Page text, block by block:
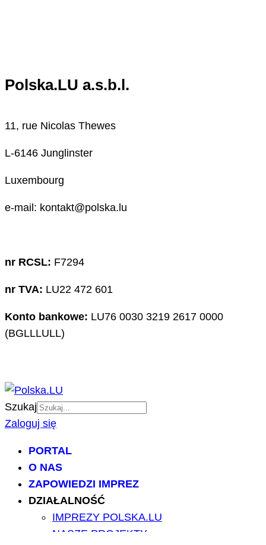
Polska.LU a.s.b.l.
11, rue Nicolas Thewes
L-6146 Junglinster
Luxembourg
e-mail: kontakt@polska.lu
nr RCSL: F7294
nr TVA: LU22 472 601
Konto bankowe: LU76 0030 3219 2617 0000
(BGLLLULL)
Szukaj
Zaloguj się
PORTAL
O NAS
ZAPOWIEDZI IMPREZ
DZIAŁALNOŚĆ
IMPREZY POLSKA.LU
NASZE PROJEKTY